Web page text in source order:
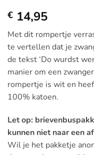
€ 14,95
Met dit rompertje
te vertellen dat je
de tekst ‘Do wurdst
manier om een
rompertje is wit en
100% katoen.
Let op:
kunnen niet naar een
Wil je het pakketje